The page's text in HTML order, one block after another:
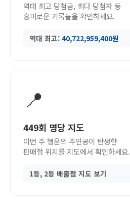
역대 최고 당첨금, 최다 당첨자 등
흥미로운 기록들을 확인하세요.
역대 최고: 40,722,959,400원
📍
449회 명당 지도
이번 주 행운의 주인공이 탄생한
판매점 위치를 지도에서 확인하세요.
1등, 2등 배출점 지도 보기